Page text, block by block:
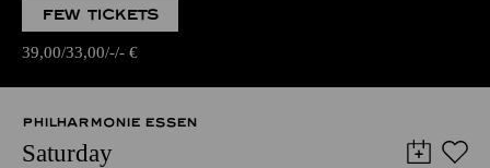
FEW TICKETS
39,00 33,00 - - €
PHILHARMONIE ESSEN
Saturday